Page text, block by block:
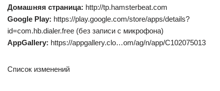
Домашняя страница: http://tp.hamsterbeat.com
Google Play: https://play.google.com/store/apps/details?
id=com.hb.dialer.free (без записи с микрофона)
AppGallery: https://appgallery.clo…om/ag/n/app/C102075013
Список изменений